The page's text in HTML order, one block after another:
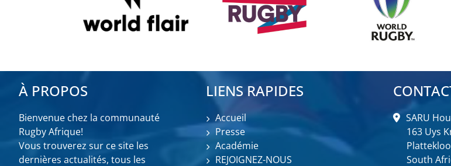
À PROPOS
Bienvenue chez la communauté
Rugby Afrique!
Vous trouverez sur ce site les
dernières actualités, tous les
LIENS RAPIDES
Accueil
Presse
Académie
REJOIGNEZ-NOUS
SARU
163 Uys
South